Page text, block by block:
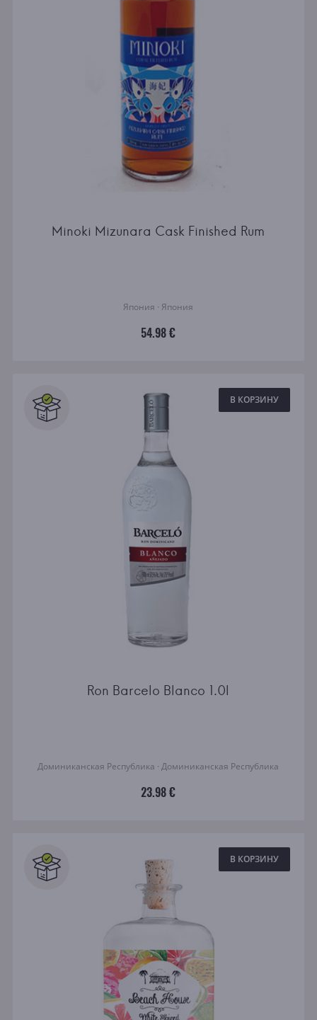
Minoki Mizunara Cask Finished Rum
Япония · Япония
54.98 €
В КОРЗИНУ
Ron Barcelo Blanco 1.0l
Доминиканская Республика · Доминиканская Республика
23.98 €
В КОРЗИНУ